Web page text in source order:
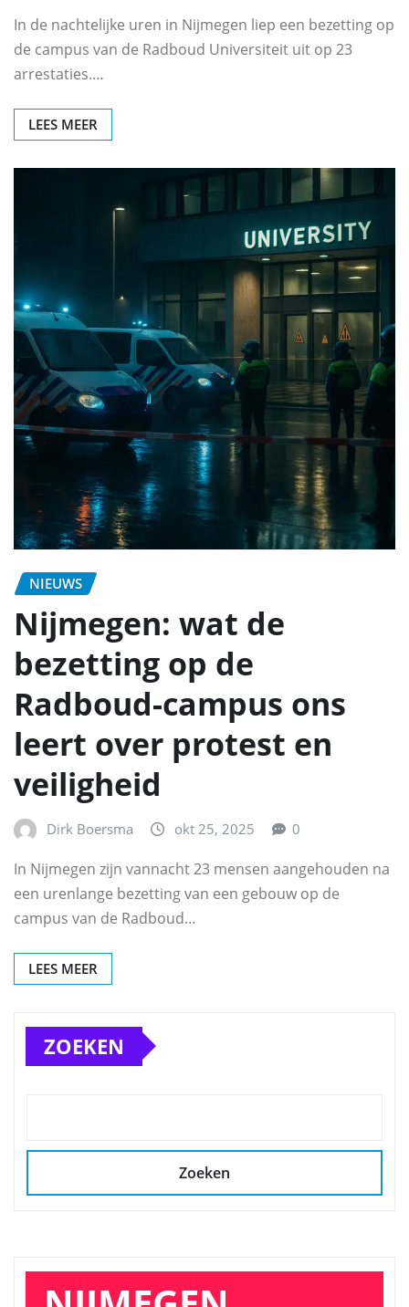
In de nachtelijke uren in Nijmegen liep een bezetting op
de campus van de Radboud Universiteit uit op 23
arrestaties.…
LEES MEER
NIEUWS
Nijmegen: wat de
bezetting op de
Radboud-campus ons
leert over protest en
veiligheid
Dirk Boersma okt 25, 2025 0
In Nijmegen zijn vannacht 23 mensen aangehouden na
een urenlange bezetting van een gebouw op de
campus van de Radboud…
LEES MEER
ZOEKEN
Zoeken